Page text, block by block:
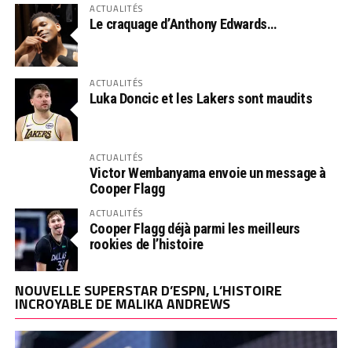
ACTUALITÉS
Le craquage d’Anthony Edwards…
ACTUALITÉS
Luka Doncic et les Lakers sont maudits
ACTUALITÉS
Victor Wembanyama envoie un message à
Cooper Flagg
ACTUALITÉS
Cooper Flagg déjà parmi les meilleurs
rookies de l’histoire
NOUVELLE SUPERSTAR D’ESPN, L’HISTOIRE
INCROYABLE DE MALIKA ANDREWS